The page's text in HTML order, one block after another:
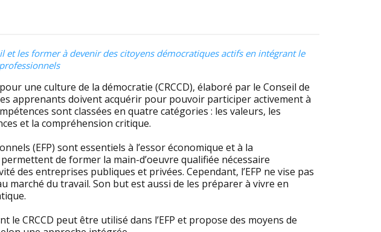
et les former à devenir des citoyens démocratiques actifs en intégrant le
une culture de la démocratie (CRCCD), élaboré par le Conseil de
apprenants doivent acquérir pour pouvoir participer activement à
sont classées en quatre catégories : les valeurs, les
et la compréhension critique.
(EFP) sont essentiels à l’essor économique et à la
de former la main-d’oeuvre qualifiée nécessaire
des entreprises publiques et privées. Cependant, l’EFP ne vise pas
marché du travail. Son but est aussi de les préparer à vivre en
CRCCD peut être utilisé dans l’EFP et propose des moyens de